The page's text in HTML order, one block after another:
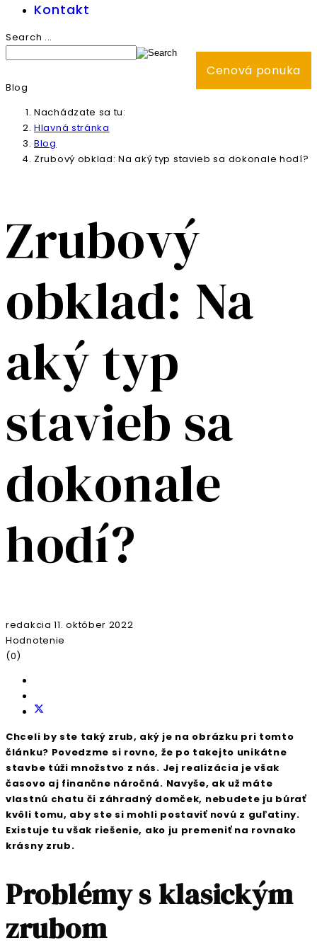
Kontakt
Search ...
Cenová ponuka
Blog
Nachádzate sa tu:
Hlavná stránka
Blog
Zrubový obklad: Na aký typ stavieb sa dokonale hodí?
Zrubový
obklad: Na
aký typ
stavieb sa
dokonale
hodí?
redakcia 11. október 2022
Hodnotenie
(0)
Chceli by ste taký zrub, aký je na obrázku pri tomto
článku? Povedzme si rovno, že po takejto unikátne
stavbe túži množstvo z nás. Jej realizácia je však
časovo aj finančne náročná. Navyše, ak už máte
vlastnú chatu či záhradný domček, nebudete ju búrať
kvôli tomu, aby ste si mohli postaviť novú z guľatiny.
Existuje tu však riešenie, ako ju premeniť na rovnako
krásny zrub.
Problémy s klasickým
zrubom